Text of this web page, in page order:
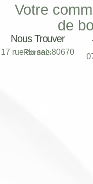
Votre
de
Nous Trouver
17 rue du sac 80670 Pernois